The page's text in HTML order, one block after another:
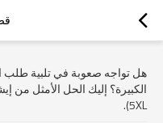
هل تواجه صعوبة في تلبية طلب
5XL).